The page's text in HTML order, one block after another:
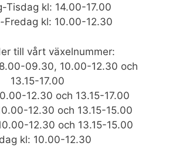
Tisdag kl: 14.00-17.00
Fredag kl: 10.00-12.30
till vårt växelnummer:
09.30, 10.00-12.30 och
13.15-17.00
12.30 och 13.15-17.00
12.30 och 13.15-15.00
12.30 och 13.15-15.00
kl: 10.00-12.30